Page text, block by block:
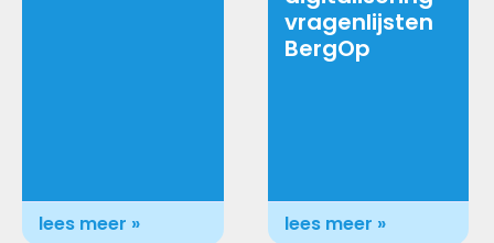
lees meer »
vragenlijsten
BergOp
lees meer »